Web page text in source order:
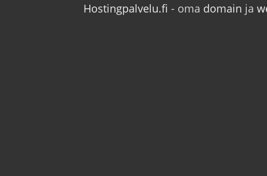
Hostingpalvelu.fi - oma domain ja